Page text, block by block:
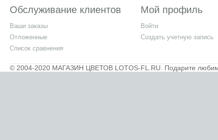
Обслуживание клиентов
Ваши заказы
Отложенные
Список сравнения
Мой профиль
Войти
Создать учетную запись
© 2004-2020 МАГАЗИН ЦВЕТОВ LOTOS-FL.RU. Подарите